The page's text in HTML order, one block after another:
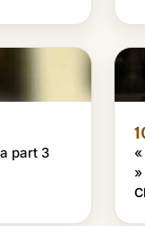
part 3
»